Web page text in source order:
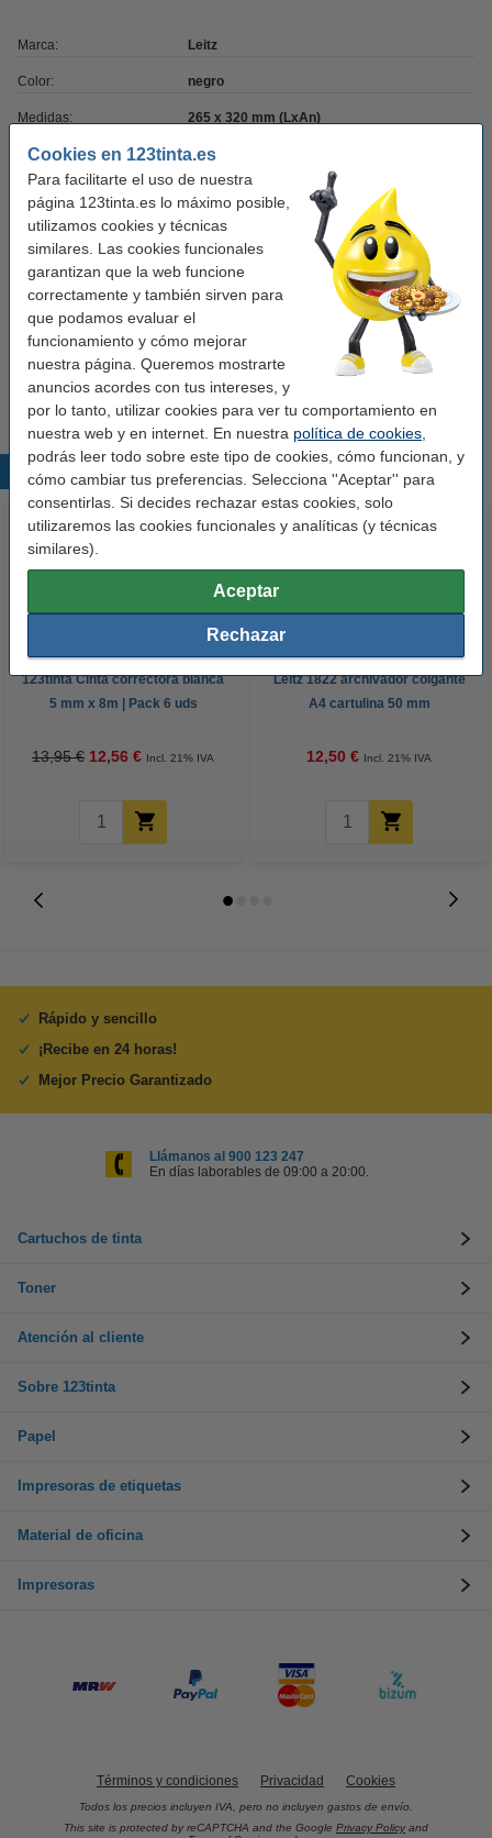
Cookies en 123tinta.es
Para facilitarte el uso de nuestra
página 123tinta.es lo máximo posible,
utilizamos cookies y técnicas
similares. Las cookies funcionales
garantizan que la web funcione
correctamente y también sirven para
que podamos evaluar el
funcionamiento y cómo mejorar
nuestra página. Queremos mostrarte
anuncios acordes con tus intereses, y
por lo tanto, utilizar cookies para ver tu comportamiento en
nuestra web y en internet. En nuestra política de cookies
podrás leer todo sobre este tipo de cookies, cómo funcionan, y
cómo cambiar tus preferencias. Selecciona ''Aceptar'' para
consentirlas. Si decides rechazar estas cookies, solo
utilizaremos las cookies funcionales y analíticas (y técnicas
similares).
Aceptar
Rechazar
Marca: Leitz
Color: negro
Medidas: 265 x 320 mm (LxAn)
Material: cartón
Ancho detrás: 80 mm
Soporte etiquetas: no
Agujero de sujeción: sí
Protección de bordes: no
Cantidad: 1 unidad
Productos destacados
123tinta Cinta correctora blanca
5 mm x 8m | Pack 6 uds
13,95 € 12,56 € Incl. 21% IVA
Leitz 1822 archivador colgante
A4 cartulina 50 mm
12,50 € Incl. 21% IVA
Rápido y sencillo
¡Recibe en 24 horas!
Mejor Precio Garantizado
Llámanos al 900 123 247
En días laborables de 09:00 a 20:00.
Cartuchos de tinta
Toner
Atención al cliente
Sobre 123tinta
Papel
Impresoras de etiquetas
Material de oficina
Impresoras
Términos y condiciones Privacidad Cookies
Todos los precios incluyen IVA, pero no incluyen gastos de envío.
This site is protected by reCAPTCHA and the Google Privacy Policy and